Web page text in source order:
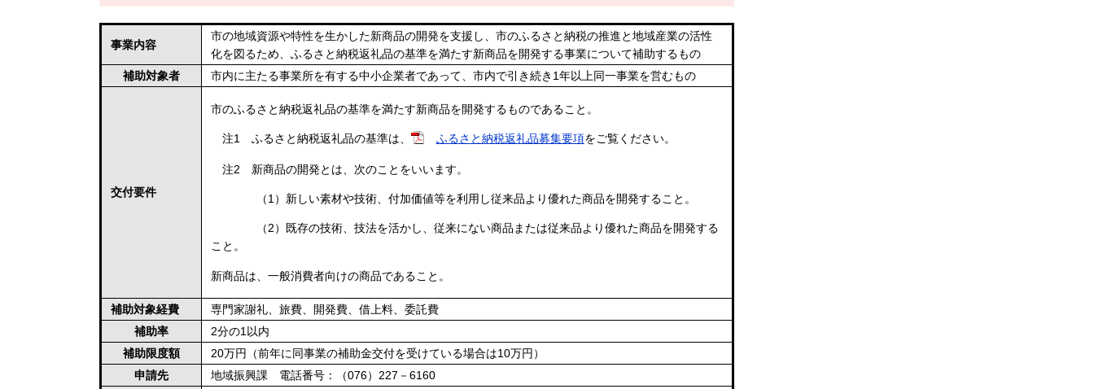
事業内容
市の地域資源や特性を生かした新商品の開発を支援し、市のふるさと納税の推進と地域産業の活性
化を図るため、ふるさと納税返礼品の基準を満たす新商品を開発する事業について補助するもの
補助対象者
市内に主たる事業所を有する中小企業者であって、市内で引き続き1年以上同一事業を営むもの
交付要件
市のふるさと納税返礼品の基準を満たす新商品を開発するものであること。
注1 ふるさと納税返礼品の基準は、 ふるさと納税返礼品募集要項をご覧ください。
注2 新商品の開発とは、次のことをいいます。
（1）新しい素材や技術、付加価値等を利用し従来品より優れた商品を開発すること。
（2）既存の技術、技法を活かし、従来にない商品または従来品より優れた商品を開発する
こと。
新商品は、一般消費者向けの商品であること。
補助対象経費
専門家謝礼、旅費、開発費、借上料、委託費
補助率
2分の1以内
補助限度額
20万円（前年に同事業の補助金交付を受けている場合は10万円）
申請先
地域振興課 電話番号：（076）227－6160